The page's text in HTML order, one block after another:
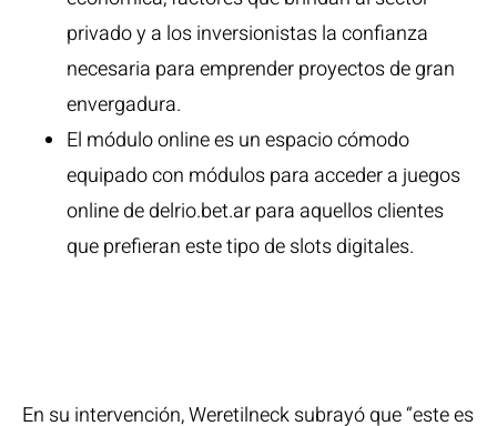
privado y a los inversionistas la confianza
necesaria para emprender proyectos de gran
envergadura.
El módulo online es un espacio cómodo
equipado con módulos para acceder a juegos
online de delrio.bet.ar para aquellos clientes
que prefieran este tipo de slots digitales.
En su intervención, Weretilneck subrayó que “este es